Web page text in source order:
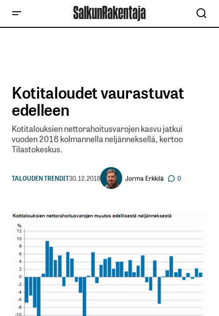
Kotitaloudet vaurastuvat
edelleen
Kotitalouksien nettorahoitusvarojen kasvu jatkui
vuoden 2018 kolmannella neljänneksellä, kertoo
Tilastokeskus.
TALOUDEN TRENDIT30.12.2018 Jorma Erkkilä 0